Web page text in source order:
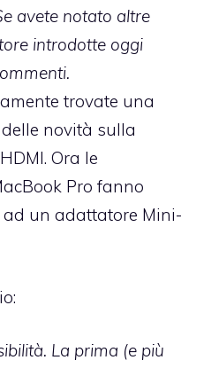
avete notato altre
introdotte oggi
trovate una
novità sulla
Ora le
Pro fanno
un adattatore Mini-
La prima (e più